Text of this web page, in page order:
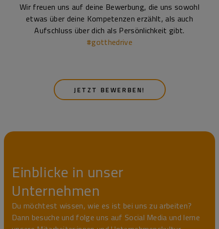
Wir freuen uns auf deine Bewerbung, die uns sowohl
etwas über deine Kompetenzen erzählt, als auch
Aufschluss über dich als Persönlichkeit gibt.
#gotthedrive
JETZT BEWERBEN!
Einblicke in unser
Unternehmen
Du möchtest wissen, wie es ist bei uns zu arbeiten?
Dann besuche und folge uns auf Social Media und lerne